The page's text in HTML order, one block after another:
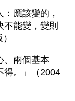
：應該變的，
能變，變則
、兩個基本
得。」（2004